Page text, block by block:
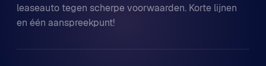
leaseauto tegen scherpe voorwaarden. Korte lijnen
en één aanspreekpunt!